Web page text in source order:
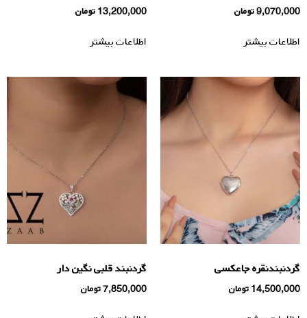
9,070,000تومان
اطلاعات بیشتر
13,200,000 تومان
اطلاعات بیشتر
گردنبندنقره جاعکسی
14,500,000 تومان
گردنبند قلبی نگین دار
7,850,000تومان